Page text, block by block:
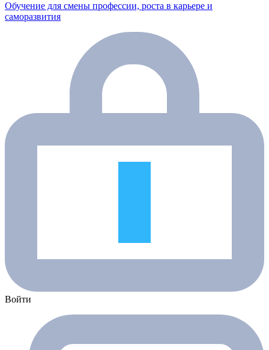
Обучение для смены профессии, роста в карьере и
саморазвития
Войти